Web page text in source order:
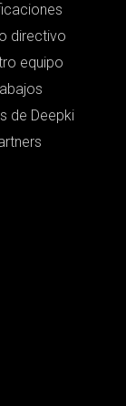
directivo
equipo
de Deepki